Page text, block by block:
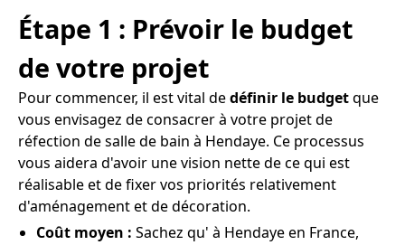
Étape 1 : Prévoir le budget
de votre projet
Pour commencer, il est vital dedéfinir le budgetque
vous envisagez de consacrer à votre projet de
réfection de salle de bain à Hendaye. Ce processus
vous aidera d'avoir une vision nette de ce qui est
réalisable et de fixer vos priorités relativement
d'aménagement et de décoration.
Coût moyen : Sachez qu' à Hendaye en France,